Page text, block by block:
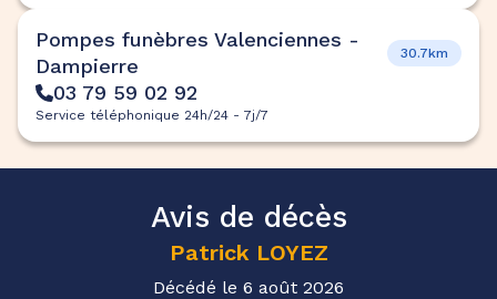
Pompes funèbres Valenciennes -
Dampierre
30.7km
03 79 59 02 92
Service téléphonique 24h/24 - 7j/7
Avis de décès
Patrick LOYEZ
Décédé le 6 août 2026